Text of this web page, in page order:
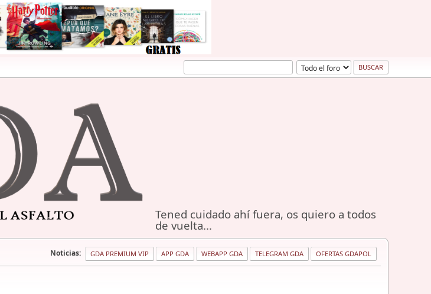
Tened cuidado ahí fuera, os quiero a todos
de vuelta...
Noticias: GDA PREMIUM VIP APP GDA WEBAPP GDA TELEGRAM GDA OFERTAS GDAPOL